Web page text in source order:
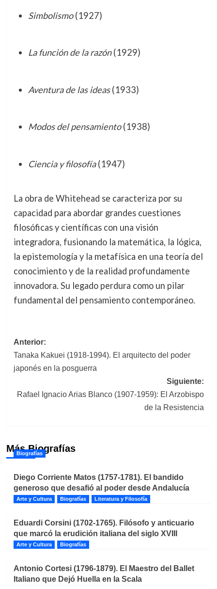
Simbolismo(1927)
La función de la razón(1929)
Aventura de las ideas(1933)
Modos del pensamiento(1938)
Ciencia y filosofía(1947)
La obra de Whitehead se caracteriza por su
capacidad para abordar grandes cuestiones
filosóficas y científicas con una visión
integradora, fusionando la matemática, la lógica,
la epistemología y la metafísica en una teoría del
conocimiento y de la realidad profundamente
innovadora. Su legado perdura como un pilar
fundamental del pensamiento contemporáneo.
Navegación
de
Anterior:
Tanaka Kakuei (1918-1994). El arquitecto del poder
japonés en la posguerra
Siguiente:
Rafael Ignacio Arias Blanco (1907-1959): El Arzobispo
de la Resistencia
Más Biografías
Biografías
Diego Corriente Matos (1757-1781). El bandido
generoso que desafió al poder desde Andalucía
Arte y Cultura Biografías Literatura y Filosofía
Eduardi Corsini (1702-1765). Filósofo y anticuario
que marcó la erudición italiana del siglo XVIII
Arte y Cultura Biografías
Antonio Cortesi (1796-1879). El Maestro del Ballet
Italiano que Dejó Huella en la Scala